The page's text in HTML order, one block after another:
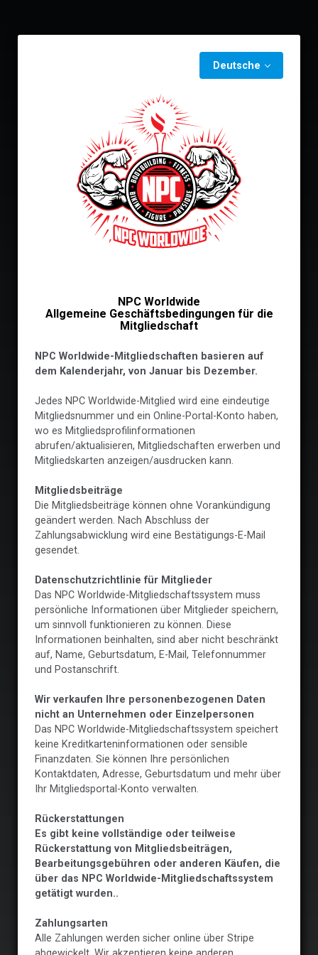
Deutsche
NPC Worldwide
Allgemeine Geschäftsbedingungen für die
Mitgliedschaft
NPC Worldwide-Mitgliedschaften basieren auf
dem Kalenderjahr, von Januar bis Dezember.
Jedes NPC Worldwide-Mitglied wird eine eindeutige
Mitgliedsnummer und ein Online-Portal-Konto haben,
wo es Mitgliedsprofilinformationen
abrufen/aktualisieren, Mitgliedschaften erwerben und
Mitgliedskarten anzeigen/ausdrucken kann.
Mitgliedsbeiträge
Die Mitgliedsbeiträge können ohne Vorankündigung
geändert werden. Nach Abschluss der
Zahlungsabwicklung wird eine Bestätigungs-E-Mail
gesendet.
Datenschutzrichtlinie für Mitglieder
Das NPC Worldwide-Mitgliedschaftssystem muss
persönliche Informationen über Mitglieder speichern,
um sinnvoll funktionieren zu können. Diese
Informationen beinhalten, sind aber nicht beschränkt
auf, Name, Geburtsdatum, E-Mail, Telefonnummer
und Postanschrift.
Wir verkaufen Ihre personenbezogenen Daten
nicht an Unternehmen oder Einzelpersonen
Das NPC Worldwide-Mitgliedschaftssystem speichert
keine Kreditkarteninformationen oder sensible
Finanzdaten. Sie können Ihre persönlichen
Kontaktdaten, Adresse, Geburtsdatum und mehr über
Ihr Mitgliedsportal-Konto verwalten.
Rückerstattungen
Es gibt keine vollständige oder teilweise
Rückerstattung von Mitgliedsbeiträgen,
Bearbeitungsgebühren oder anderen Käufen, die
über das NPC Worldwide-Mitgliedschaftssystem
getätigt wurden..
Zahlungsarten
Alle Zahlungen werden sicher online über Stripe
abgewickelt. Wir akzeptieren keine anderen